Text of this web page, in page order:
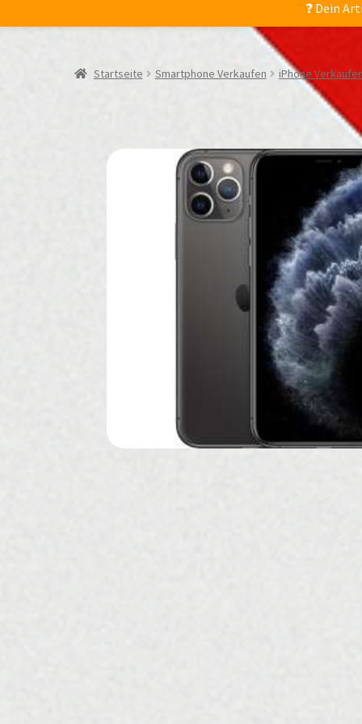
❓ Dein
Startseite Smartphone Verkaufen iPhone Verkaufen